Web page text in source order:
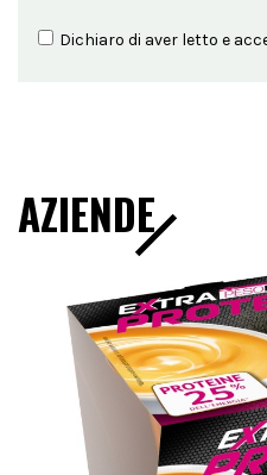
Dichiaro di aver letto e
AZIENDE